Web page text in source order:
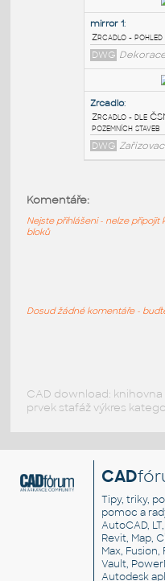
Zrcadlo na
DWG
MIRROR-
Benátské
DWG
DWG
Komentáře:
Nejste přihlášeni - nelze připojit
bloků
Dosud žádné komentáře -
CAD download:
prvek stafáž výkres
CAD
Tipy, triky,
pomoc a
AutoCAD,
Revit, Map,
Max, Fusion,
Vault,
Autodesk